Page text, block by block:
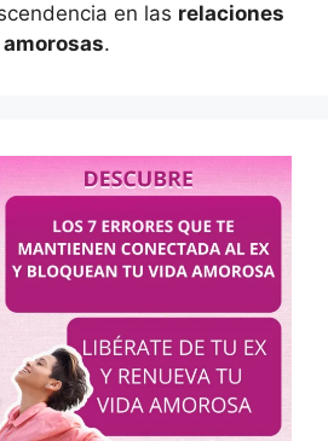
en las relaciones
amorosas.